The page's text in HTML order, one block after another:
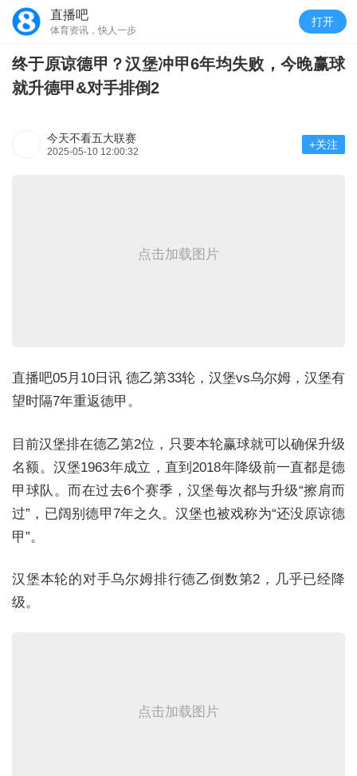
直播吧
体育资讯，快人一步
打开
终于原谅德甲？汉堡冲甲6年均失败，今晚赢球
就升德甲&对手排倒2
今天不看五大联赛
2025-05-10 12:00:32
+关注
点击加载图片
直播吧05月10日讯 德乙第33轮，汉堡vs乌尔姆，汉堡有
望时隔7年重返德甲。
目前汉堡排在德乙第2位，只要本轮赢球就可以确保升级
名额。 汉堡1963年成立，直到2018年降级前一直都是德
甲球队。而在过去6个赛季，汉堡每次都与升级“擦肩而
过”，已阔别德甲7年之久。汉堡也被戏称为“还没原谅德
甲”。
汉堡本轮的对手乌尔姆排行德乙倒数第2，几乎已经降
级。
点击加载图片